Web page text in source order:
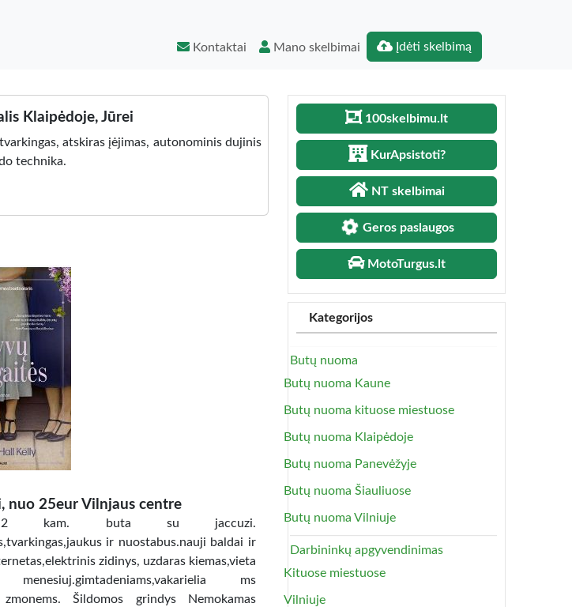
Kontaktai Mano skelbimai Įdėti skelbimą
Klaipėdoje, Jūrei
atskiras įėjimas, autonominis dujinis
technika.
nuo 25eur Vilnjaus centre
2 kam. buta su jaccuzi.
ir nuostabus.nauji baldai ir
zidinys, uzdaras kiemas,vieta
menesiuj.gimtadeniams,vakarielia ms
Šildomos grindys Nemokamas
100skelbimu.lt
KurApsistoti?
NT skelbimai
Geros paslaugos
MotoTurgus.lt
Kategorijos
Butų nuoma
Butų nuoma Kaune
Butų nuoma kituose miestuose
Butų nuoma Klaipėdoje
Butų nuoma Panevėžyje
Butų nuoma Šiauliuose
Butų nuoma Vilniuje
Darbininkų apgyvendinimas
Kituose miestuose
Vilniuje